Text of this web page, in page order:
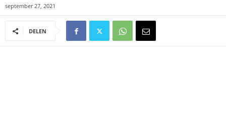
september 27, 2021
DELEN